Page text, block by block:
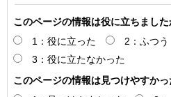
このページの情報は役に立ちました
1：役に立った
2：ふつう
3：役に立たなかった
このページの情報は見つけやすかっ